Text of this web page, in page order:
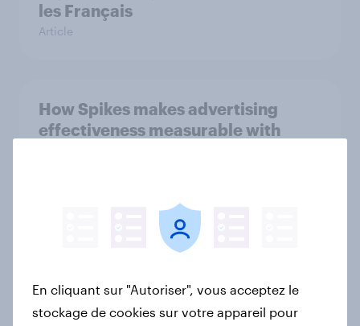
les Français
Article
How Spikes makes advertising
effectiveness measurable with
Euro numérique : la BCE avance,
Article
En cliquant sur "Autoriser", vous acceptez le
stockage de cookies sur votre appareil pour